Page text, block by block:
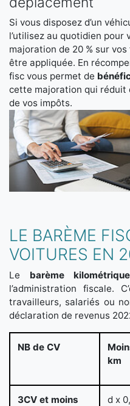
Si vous disposez d’un
l’utilisez au quotidien pour
majoration de 20 % sur
être appliquée. En
fisc vous permet de
cette majoration qui réduit
de vos impôts.
LE BARÈME
VOITURES EN
Le barème
l’administration fiscale.
travailleurs, salariés ou
déclaration de revenus
NB de CV
km
3CV et moins d x